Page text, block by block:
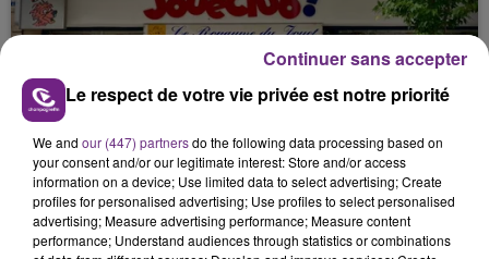
LE MAGASIN JOUÉCLUB DE REIMS FERME
SES PORTES
C'était l'une des institutions du centre-ville
rémois. Le magasin JouéClub est contraint de
fermer ses portes.
TITRES DIFFUSÉS
Le respect de votre vie privée est notre priorité
We and our (447) partnersdo the following data processing based on
your consent and/or our legitimate interest: Store and/or access
information on a device; Use limited data to select advertising; Create
profiles for personalised advertising; Use profiles to select personalised
advertising; Measure advertising performance; Measure content
performance; Understand audiences through statistics or combinations
Continuer sans accepter